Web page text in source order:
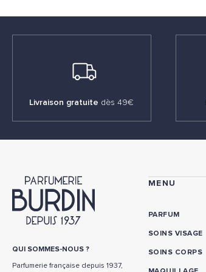
Livraison gratuite dès 49€
QUI SOMMES-NOUS ?
Parfumerie française depuis 1937,
MENU
PARFUM
SOINS VISAGE
SOINS CORPS